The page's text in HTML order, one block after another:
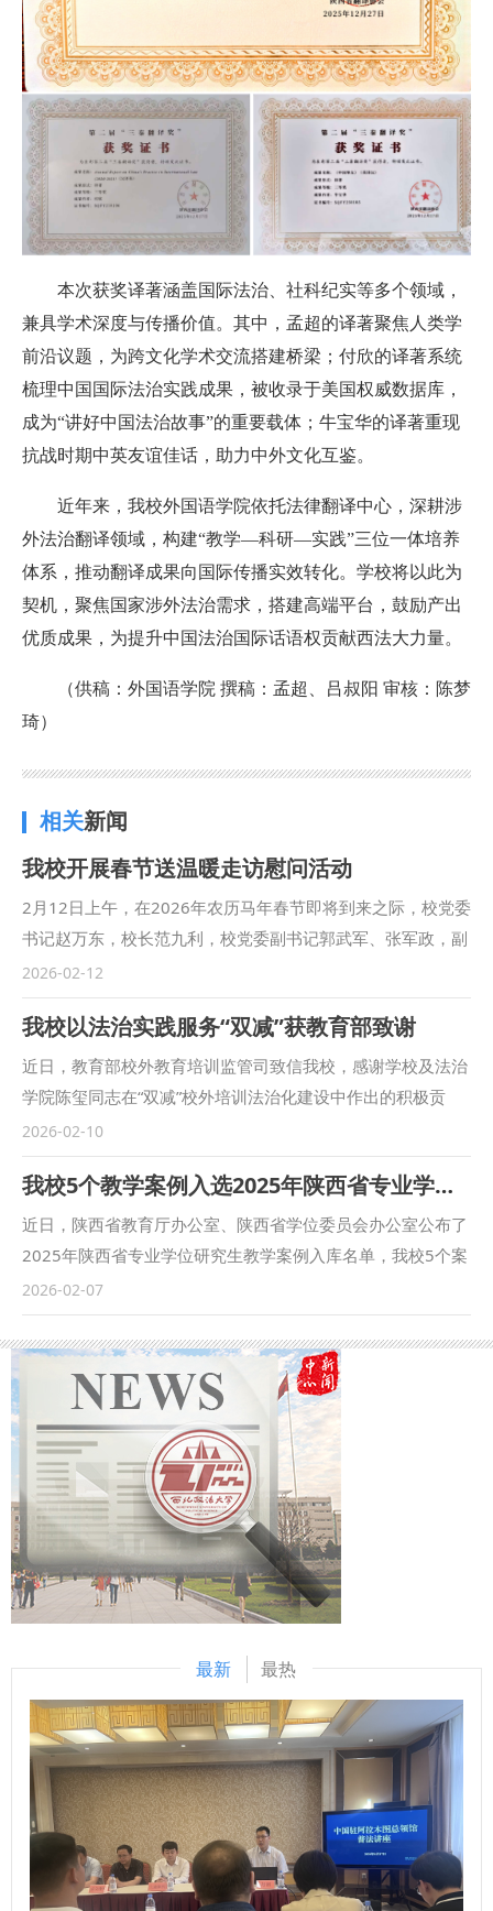
本次获奖译著涵盖国际法治、社科纪实等多个领域，
兼具学术深度与传播价值。其中，孟超的译著聚焦人类学
前沿议题，为跨文化学术交流搭建桥梁；付欣的译著系统
梳理中国国际法治实践成果，被收录于美国权威数据库，
成为“讲好中国法治故事”的重要载体；牛宝华的译著重现
抗战时期中英友谊佳话，助力中外文化互鉴。
近年来，我校外国语学院依托法律翻译中心，深耕涉
外法治翻译领域，构建“教学—科研—实践”三位一体培养
体系，推动翻译成果向国际传播实效转化。学校将以此为
契机，聚焦国家涉外法治需求，搭建高端平台，鼓励产出
优质成果，为提升中国法治国际话语权贡献西法大力量。
（供稿：外国语学院 撰稿：孟超、吕叔阳 审核：陈梦
琦）
相关新闻
我校开展春节送温暖走访慰问活动
2月12日上午，在2026年农历马年春节即将到来之际，校党委
书记赵万东，校长范九利，校党委副书记郭武军、张军政，副
校长张荣刚、马朝琦、孙昊亮、赵全宇、常安等校领导分别带
队，深入走访慰问我校省部级劳动模范、陕西省“五一劳动奖
章”获得者、省级师德标兵、省级师德先进个人、功勋教授以
及厅局级离退休干部、离休干部和老党员代表，为他们送上学
校的诚挚关怀与美好新春祝福。 每到一处，校领导都与慰问
对象促膝交谈，细致询问大家的身体健康、日常起居与实际需
求，悉心听取各位前辈、模范对学校改革发展的意见建议，并
衷心感谢大家长期以来为学校建设发展倾注的心血、作出的重
要贡献。 受访同志纷纷对学校的悉心关怀表示感谢，对学校
一年来高质量发展取得的成绩倍感欣慰与鼓舞。大家表示将一
划与学科建设处、教务处、研究生院、人事处、后勤保障处、
离退处、信息网络中心等相关职能部门负责人陪同走访慰问。
（供稿：校工会 摄影：宣传部 撰稿：韩惠于 审核：戴
鲲）
2026-02-12
我校以法治实践服务“双减”获教育部致谢
近日，教育部校外教育培训监管司致信我校，感谢学校及法治
学院陈玺同志在“双减”校外培训法治化建设中作出的积极贡
献。 感谢信中表示，2025年我国“双减”工作取得显著成效，
基础教育生态持续优化，这离不开我校的鼎力支持。陈玺同志
积极参与校外培训法治建设，展现了高校学者的责任担当与扎
实作风。 作为习近平法治思想研究阐释与传播的重要阵地，
学校始终坚持以习近平法治思想为指引，立足法学学科优势，
推动理论研究与国家法治实践深度融合。此次参与教育法治建
设，是学校将研究成果转化为社会治理效能的具体体现。
2026年，学校将继续深化习近平法治思想研究传播，发挥政
法高校智库优势，持续服务国家“双减”工作与教育法治建设，
为教育事业高质量发展贡献法治力量。 （供稿人：习近平法
治思想研究中心 撰稿：刘贝贝 审核：陈玺）
2026-02-10
我校5个教学案例入选2025年陕西省专业学位研究生教学案例库
近日，陕西省教育厅办公室、陕西省学位委员会办公室公布了
2025年陕西省专业学位研究生教学案例入库名单，我校5个案
例成功入选。 本次共有175个教学案例入选陕西省专业学位研
究生教学案例库，省教育厅、省学位委员会在“陕西省研究生
教育与学科建设大数据平台”设立专栏并向全省研究生培养单
位免费开放。 学校高度重视案例库建设工作，始终将案例库
建设作为完善高水平研究生培养体系的重要组成部分。未来，
学校将进一步加大工作力度，支持入库教学案例的继续充实和
完善，加强优质教学案例的培育与应用，强化案例建设与课堂
教学深度融合，为高质量推进专业学位研究生培养提供有力支
撑。 （供稿：研究生院 撰稿：王姝琪 审核：陈玺）
2026-02-07
最新 最热